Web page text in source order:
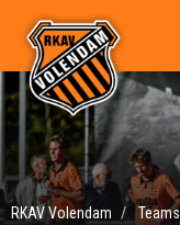
RKAV Volendam Teams